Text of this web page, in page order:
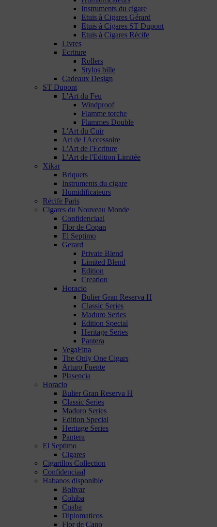
Instruments du cigare
Etuis à Cigares Gérard
Etuis à Cigares ST Dupont
Etuis à Cigares Récife
Livres
Ecriture
Rollers
Stylos bille
Cadeaux Design
ST Dupont
L'Art du Feu
Windproof
Flamme torche
Flammes Double
L'Art du Cuir
Art de l'Accessoire
L'Art de l'Ecriture
L'Art de l'Edition Limitée
Xikar
Briquets
Instruments du cigare
Humidificateurs
Récife Paris
Cigares du Nouveau Monde
Confidenciaal
Flor de Copan
El Septimo
Gerard
Private Blend
Limited Blend
Edition
Creation
Horacio
Bulier Gran Reserva H
Classic Series
Maduro Series
Edition Special
Heritage Series
Pantera
VegaFina
The Only One Cigars
Arturo Fuente
Plasencia
Horacio
Bulier Gran Reserva H
Classic Series
Maduro Series
Edition Special
Heritage Series
Pantera
El Septimo
Cigares
Cigarillos Collection
Confidenciaal
Habanos disponible
Bolivar
Cohiba
Cuaba
Diplomaticos
Flor de Cano